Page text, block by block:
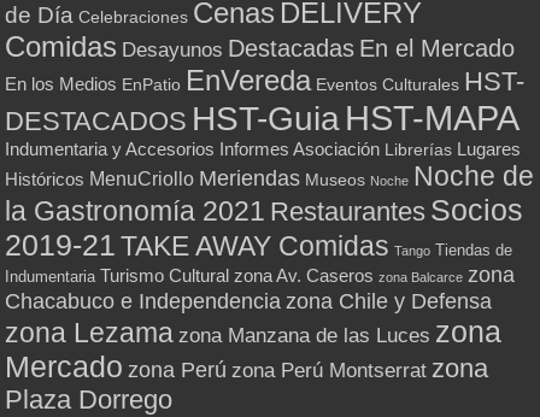
de Día Celebraciones Cenas DELIVERY
Comidas Desayunos Destacadas En el Mercado
En los Medios EnPatio EnVereda Eventos Culturales HST-
DESTACADOS HST-GuiaHST-MAPA
Indumentaria y Accesorios Informes Asociación Librerías Lugares
Históricos MenuCriollo Meriendas Museos Noche Noche de
la Gastronomía 2021 Restaurantes Socios
2019-21 TAKE AWAY Comidas Tango Tiendas de
Indumentaria Turismo Cultural zona Av. Caseros zona Balcarce zona
Chacabuco e Independencia zona Chile y Defensa
zona Lezama zona Manzana de las Luces zona
Mercado zona Perú zona Perú Montserrat zona
Plaza Dorrego